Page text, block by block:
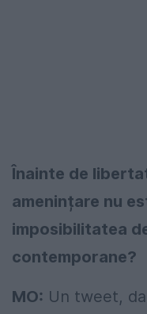
Înainte de
amenințare nu
imposibilitatea
contemporane?
MO: Un tweet,